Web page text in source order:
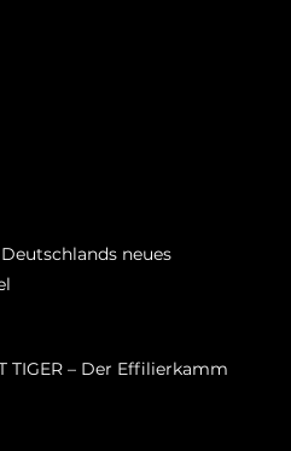
Deutschlands neues
TIGER – Der Effilierkamm